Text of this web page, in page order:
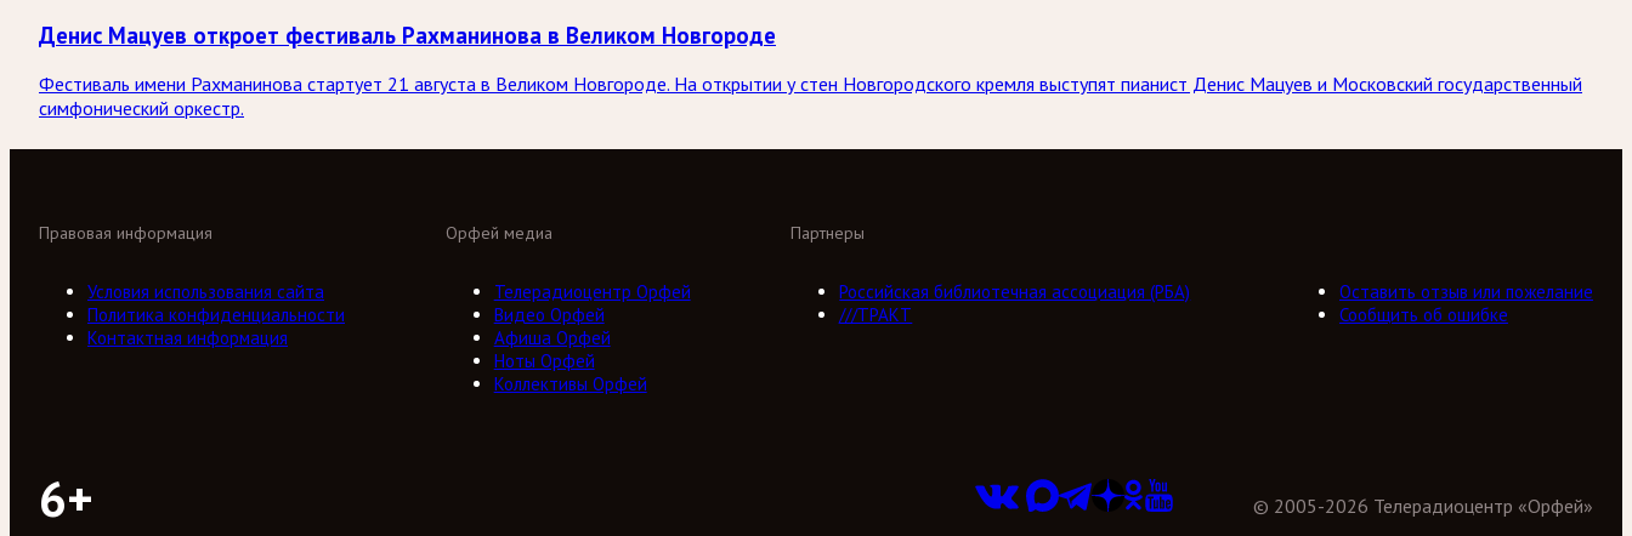
Денис Мацуев откроет фестиваль Рахманинова в Великом Новгороде
Фестиваль имени Рахманинова стартует 21 августа в Великом Новгороде. На открытии у стен Новгородского кремля выступят пианист Денис Мацуев и Московский государственный
симфонический оркестр.
Орфей медиа
Телерадиоцентр Орфей
Видео Орфей
Афиша Орфей
Ноты Орфей
Коллективы Орфей
Партнеры
Российская библиотечная ассоциация (РБА)
///ТРАКТ
Правовая информация
Условия использования сайта
Политика конфиденциальности
Контактная информация
Оставить отзыв или пожелание
Сообщить об ошибке
6+ © 2005-2026 Телерадиоцентр «Орфей»